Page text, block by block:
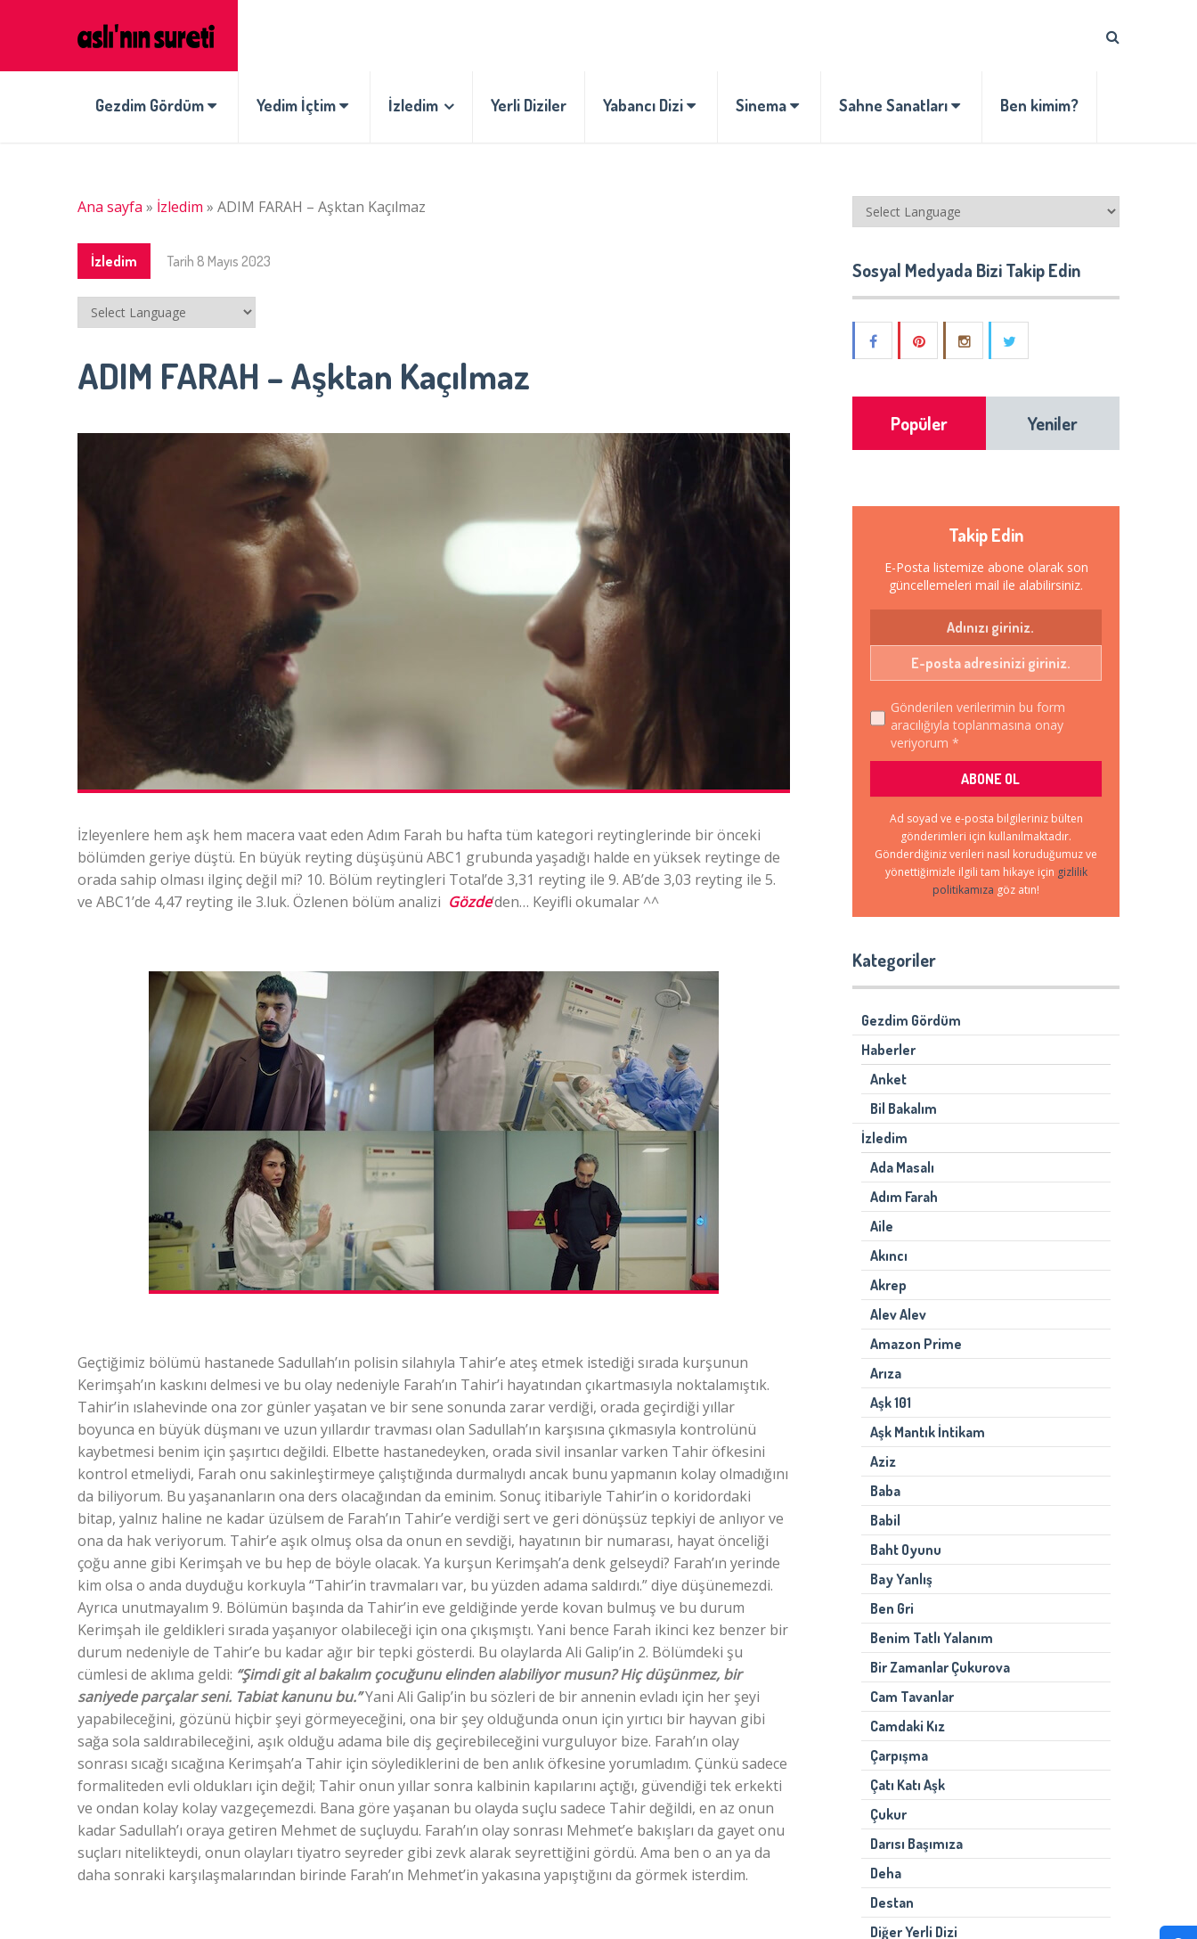
Gezdim Gördüm Yedim İçtim İzledim Yerli Diziler Yabancı Dizi Sinema Sahne Sanatları Ben kimim?
Ana sayfa » İzledim » ADIM FARAH – Aşktan Kaçılmaz
İzledim Tarih 8 Mayıs 2023
ADIM FARAH – Aşktan Kaçılmaz
İzleyenlere hem aşk hem macera vaat eden Adım Farah bu hafta tüm kategori reytinglerinde bir önceki
bölümden geriye düştü. En büyük reyting düşüşünü ABC1 grubunda yaşadığı halde en yüksek reytinge de
orada sahip olması ilginç değil mi? 10. Bölüm reytingleri Total’de 3,31 reyting ile 9. AB’de 3,03 reyting ile 5.
ve ABC1’de 4,47 reyting ile 3.luk. Özlenen bölüm analizi Gözde‘den… Keyifli okumalar ^^
Geçtiğimiz bölümü hastanede Sadullah’ın polisin silahıyla Tahir’e ateş etmek istediği sırada kurşunun
Kerimşah’ın kaskını delmesi ve bu olay nedeniyle Farah’ın Tahir’i hayatından çıkartmasıyla noktalamıştık.
Tahir’in ıslahevinde ona zor günler yaşatan ve bir sene sonunda zarar verdiği, orada geçirdiği yıllar
boyunca en büyük düşmanı ve uzun yıllardır travması olan Sadullah’ın karşısına çıkmasıyla kontrolünü
kaybetmesi benim için şaşırtıcı değildi. Elbette hastanedeyken, orada sivil insanlar varken Tahir öfkesini
kontrol etmeliydi, Farah onu sakinleştirmeye çalıştığında durmalıydı ancak bunu yapmanın kolay olmadığını
da biliyorum. Bu yaşananların ona ders olacağından da eminim. Sonuç itibariyle Tahir’in o koridordaki
bitap, yalnız haline ne kadar üzülsem de Farah’ın Tahir’e verdiği sert ve geri dönüşsüz tepkiyi de anlıyor ve
ona da hak veriyorum. Tahir’e aşık olmuş olsa da onun en sevdiği, hayatının bir numarası, hayat önceliği
çoğu anne gibi Kerimşah ve bu hep de böyle olacak. Ya kurşun Kerimşah’a denk gelseydi? Farah’ın yerinde
kim olsa o anda duyduğu korkuyla “Tahir’in travmaları var, bu yüzden adama saldırdı.” diye düşünemezdi.
Ayrıca unutmayalım 9. Bölümün başında da Tahir’in eve geldiğinde yerde kovan bulmuş ve bu durum
Kerimşah ile geldikleri sırada yaşanıyor olabileceği için ona çıkışmıştı. Yani bence Farah ikinci kez benzer bir
durum nedeniyle de Tahir’e bu kadar ağır bir tepki gösterdi. Bu olaylarda Ali Galip’in 2. Bölümdeki şu
cümlesi de aklıma geldi: “Şimdi git al bakalım çocuğunu elinden alabiliyor musun? Hiç düşünmez, bir
saniyede parçalar seni. Tabiat kanunu bu.”Yani Ali Galip’in bu sözleri de bir annenin evladı için her şeyi
yapabileceğini, gözünü hiçbir şeyi görmeyeceğini, ona bir şey olduğunda onun için yırtıcı bir hayvan gibi
sağa sola saldırabileceğini, aşık olduğu adama bile diş geçirebileceğini vurguluyor bize. Farah’ın olay
sonrası sıcağı sıcağına Kerimşah’a Tahir için söylediklerini de ben anlık öfkesine yorumladım. Çünkü sadece
formaliteden evli oldukları için değil; Tahir onun yıllar sonra kalbinin kapılarını açtığı, güvendiği tek erkekti
ve ondan kolay kolay vazgeçemezdi. Bana göre yaşanan bu olayda suçlu sadece Tahir değildi, en az onun
kadar Sadullah’ı oraya getiren Mehmet de suçluydu. Farah’ın olay sonrası Mehmet’e bakışları da gayet onu
suçları nitelikteydi, onun olayları tiyatro seyreder gibi zevk alarak seyrettiğini gördü. Ama ben o an ya da
daha sonraki karşılaşmalarından birinde Farah’ın Mehmet’in yakasına yapıştığını da görmek isterdim.
Sosyal Medyada Bizi Takip Edin
Popüler Yeniler
Takip Edin
E-Posta listemize abone olarak son
güncellemeleri mail ile alabilirsiniz.
Gönderilen verilerimin bu form
aracılığıyla toplanmasına onay
veriyorum *
Ad soyad ve e-posta bilgileriniz bülten
gönderimleri için kullanılmaktadır.
Gönderdiğiniz verileri nasıl koruduğumuz ve
yönettiğimizle ilgili tam hikaye için gizlilik
politikamıza göz atın!
Kategoriler
Gezdim Gördüm
Haberler
Anket
Bil Bakalım
İzledim
Ada Masalı
Adım Farah
Aile
Akıncı
Akrep
Alev Alev
Amazon Prime
Arıza
Aşk 101
Aşk Mantık İntikam
Aziz
Baba
Babil
Baht Oyunu
Bay Yanlış
Ben Gri
Benim Tatlı Yalanım
Bir Zamanlar Çukurova
Cam Tavanlar
Camdaki Kız
Çarpışma
Çatı Katı Aşk
Çukur
Darısı Başımıza
Deha
Destan
Diğer Yerli Dizi